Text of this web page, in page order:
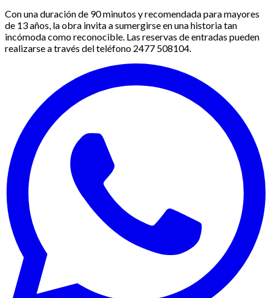
Con una duración de 90 minutos y recomendada para mayores
de 13 años, la obra invita a sumergirse en una historia tan
incómoda como reconocible. Las reservas de entradas pueden
realizarse a través del teléfono 2477 508104.